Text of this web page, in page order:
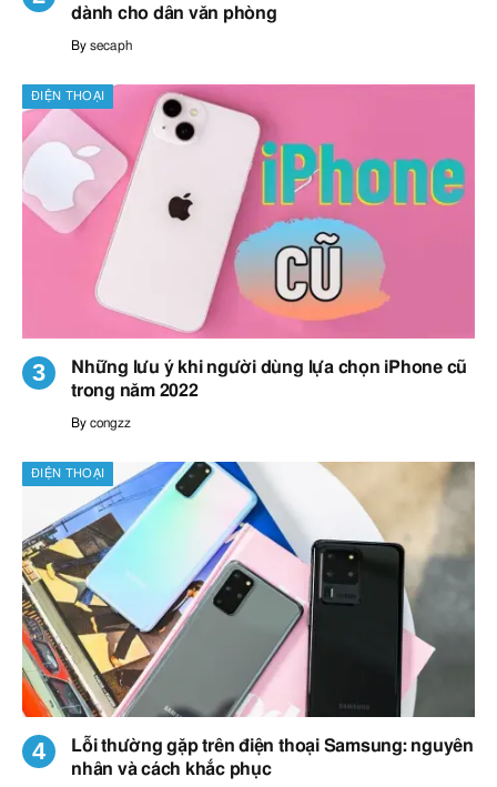
dành cho dân văn phòng
By secaph
ĐIỆN THOẠI
Những lưu ý khi người dùng lựa chọn iPhone cũ
trong năm 2022
By congzz
ĐIỆN THOẠI
Lỗi thường gặp trên điện thoại Samsung: nguyên
nhân và cách khắc phục